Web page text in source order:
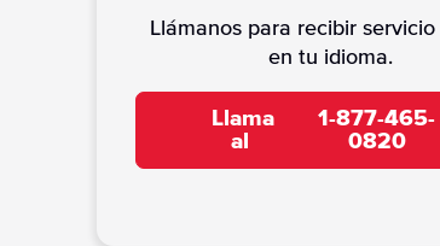
Llámanos para recibir
en tu idioma.
Llama
al
1-877-465-
0820